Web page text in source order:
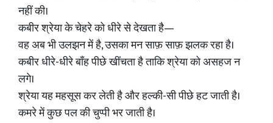
नहीं की।
कबीर श्रेया के चेहरे को धीरे से देखता है—
वह अब भी उलझन में है, उसका मन साफ़ साफ़ झलक रहा है।
कबीर धीरे-धीरे बाँह पीछे खींचता है ताकि श्रेया को असहज न
लगे।
श्रेया यह महसूस कर लेती है और हल्की-सी पीछे हट जाती है।
कमरे में कुछ पल की चुप्पी भर जाती है।